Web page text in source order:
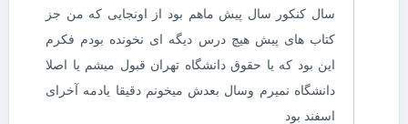
سال کنکور سال پیش ماهم بود از اونجایی که من جز
کتاب های پیش هیچ درس دیگه ای نخونده بودم فکرم
این بود که یا حقوق دانشگاه تهران قبول میشم یا اصلا
دانشگاه نمیرم وسال بعدش میخونم دقیقا یادمه آخرای
اسفند بود